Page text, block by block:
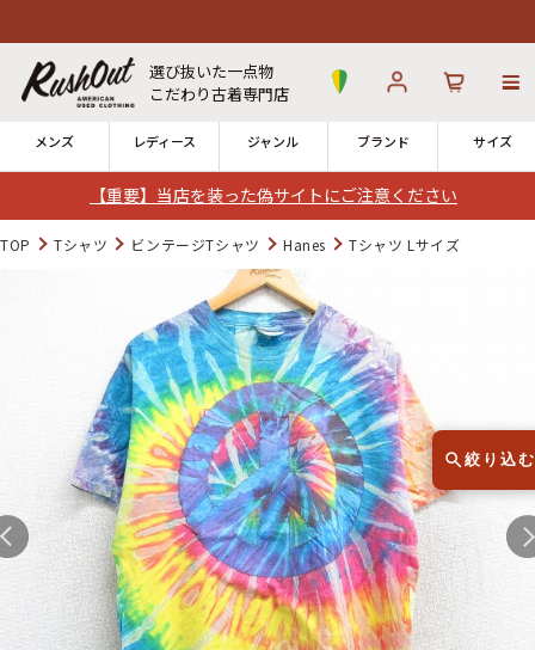
【重要】当店を装った偽サイトにご注意ください
選び抜いた一点物
こだわり古着専門店
メンズ レディース ジャンル ブランド サイズ
ログイン
全国7店舗・公式通販の比較
発送について 12時までのご注文で当日出荷！
※対応不可：日祝、長期休暇、セール
Search by Hotword今週のHOTワード（7/29〜8/4）
1 Tシャツ USA製 2 映画 3 ミリタリー 4 スターウォーズ
TOP Tシャツ ビンテージTシャツ Hanes Tシャツ Lサイズ
絞り込む